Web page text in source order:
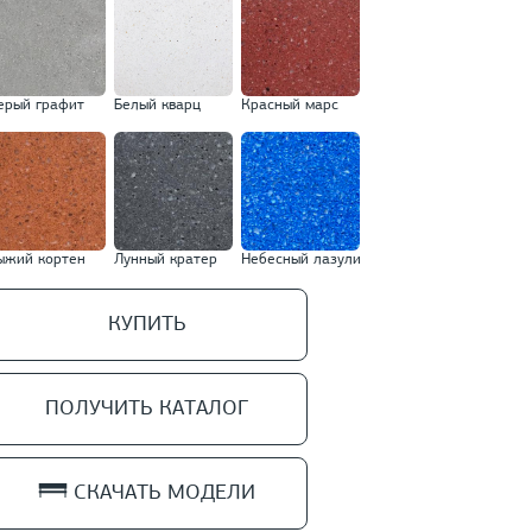
графит Белый кварц Красный марс
кортен Лунный кратер Небесный лазули
КУПИТЬ
ПОЛУЧИТЬ КАТАЛОГ
СКАЧАТЬ МОДЕЛИ